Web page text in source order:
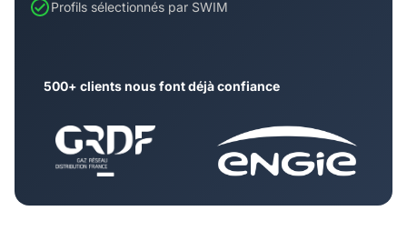
Profils sélectionnés par SWIM
500+ clients nous font déjà confiance